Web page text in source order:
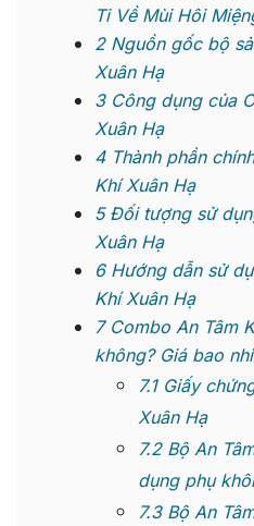
Ti Về Mùi Hôi
2Nguồn gốc bộ
Xuân Hạ
3Công dụng của
Xuân Hạ
4Thành phần
Khí Xuân Hạ
5Đối tượng sử
Xuân Hạ
6Hướng dẫn sử
Khí Xuân Hạ
7Combo An Tâm
không? Giá bao
7.1Giấy
Xuân Hạ
7.2Bộ An
dụng phụ
7.3Bộ An